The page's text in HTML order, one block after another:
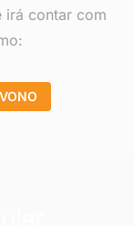
irá contar com